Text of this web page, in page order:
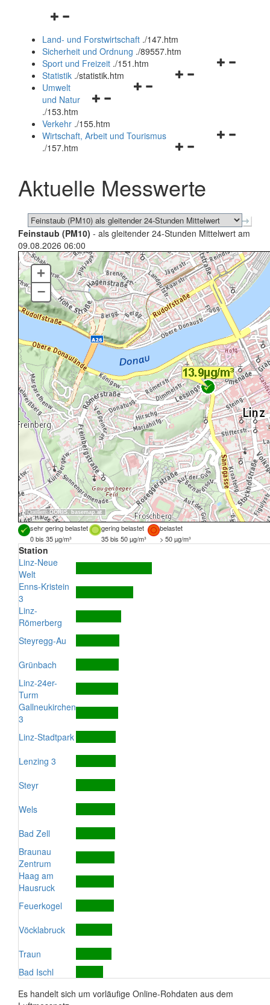
Navigationsmenü
und
schließen
Land- und Forstwirtschaft ./147.htm
Sicherheit und Ordnung ./89557.htm
Navigationsmenü
Sport und Freizeit ./151.htm
Navigationsmenü
Statistik ./statistik.htm
Navigationsmenü
und
schließen
Umwelt
und Natur
./153.htm
Verkehr ./155.htm
Navigationsmenü
schließen
Wirtschaft, Arbeit und Tourismus
./157.htm
Aktuelle Messwerte
Feinstaub (PM10) - als gleitender 24-Stunden Mittelwert am
09.08.2026 06:00
Quellen:DORIS, basemap.at
+
–
sehr gering belastet gering belastet
belastet
0 bis 35 µg/m³
35 bis 50 µg/m³ > 50 µg/m³
Station
Linz-Neue
Welt
Enns-Kristein
3
Linz-
Römerberg
Steyregg-Au
Grünbach
Linz-24er-
Turm
Gallneukirchen
3
Linz-Stadtpark
Lenzing 3
Steyr
Wels
Bad Zell
Braunau
Zentrum
Haag am
Hausruck
Feuerkogel
Vöcklabruck
Traun
Bad Ischl
Es handelt sich um vorläufige Online-Rohdaten aus dem